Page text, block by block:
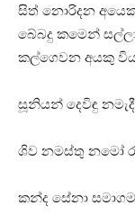
සිත් නොරිදන
බේබදු කමෙන්
කල්ගෙවන අයකු
සූනියන් දෙවිඳු
ශිව නමස්‌තු නමෝ
කන්ද සේනා